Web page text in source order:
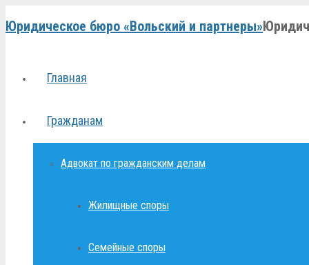
Юридическое бюро «Вольский и партнеры»
Главная
Гражданам
Адвокат по гражданским делам
Жилищные споры
Семейные споры